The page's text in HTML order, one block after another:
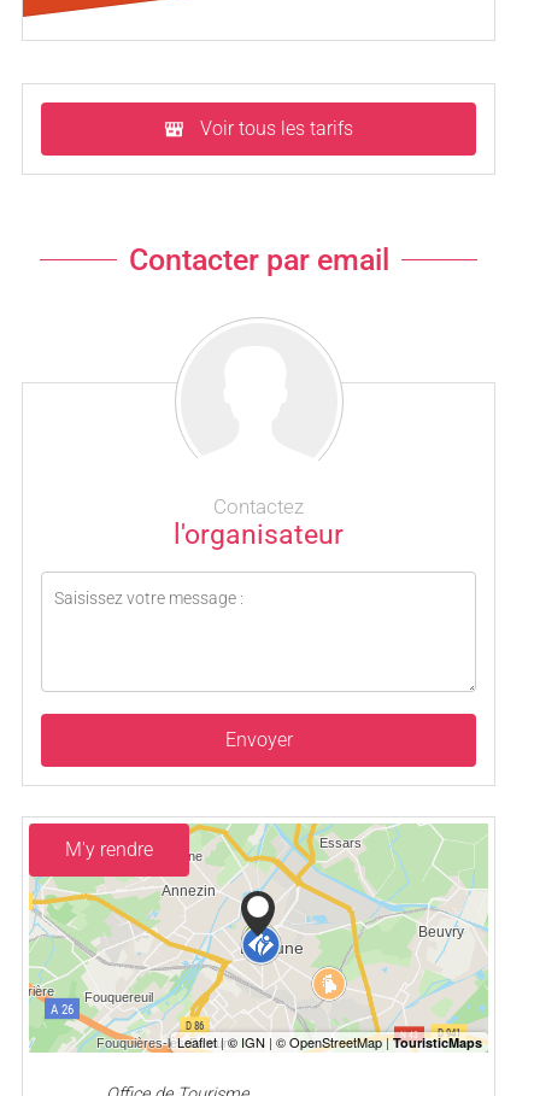
Voir tous les tarifs
Contacter par email
Contactez
l'organisateur
Envoyer
M'y rendre